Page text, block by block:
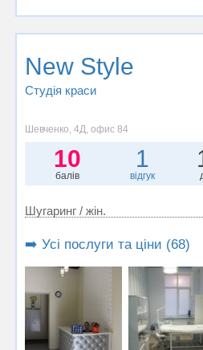
New Style
Студія краси
Шевченко, 4Д, офис 84
10
балів
1
відгук
Шугаринг / жін.
➡️ Усі послуги та ціни (68)